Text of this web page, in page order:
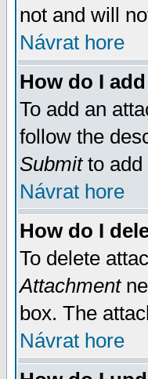
not and will
Návrat hore
How do I
To add an
follow the
Submitto add
Návrat hore
How do I
To delete
Attachment
box. The
Návrat hore